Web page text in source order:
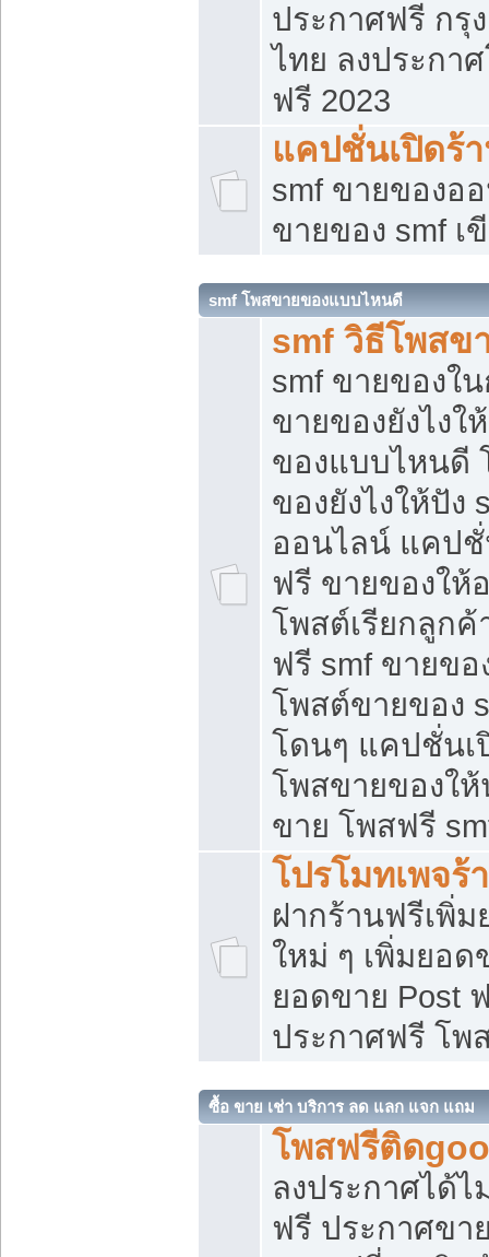
ประกาศฟรี กรุ
ไทย ลงประกา
ฟรี 2023
แคปชั่นเปิดร้
smf ขายของอ
ขายของ smf เ
smf โพสขายของแบบไหนดี
smf วิธีโพสข
smf ขายของใ
ขายของยังไง
ของแบบไหนดี
ของยังไงให้ปั
ออนไลน์ แคป
ฟรี ขายของให้
โพสต์เรียกลูกค้
ฟรี smf ขายขอ
โพสต์ขายของ
โดนๆ แคปชั่นเ
โพสขายของใ
ขาย โพสฟรี
โปรโมทเพจร้
ฝากร้านฟรีเพิ่
ใหม่ ๆ เพิ่มยอด
ยอดขาย Post
ประกาศฟรี โพ
ซื้อ ขาย เช่า บริการ ลด แลก แจก แถม
โพสฟรีติด
ลงประกาศได้
ฟรี ประกาศข